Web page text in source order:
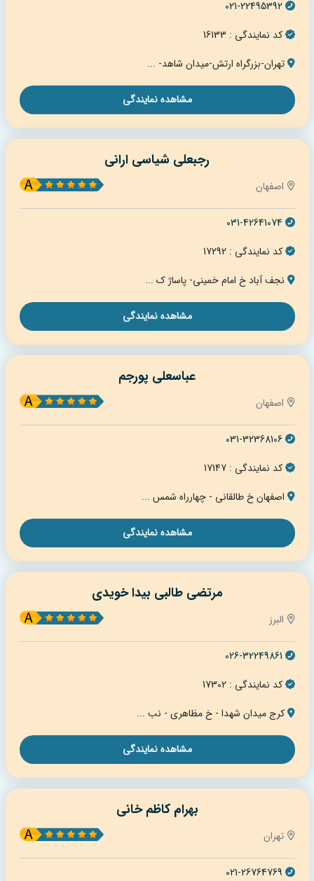
021-22495392
کد نمایندگی : 16133
تهران-بزرگراه ارتش-میدان شاهد- ...
مشاهده نمایندگی
رجبعلی شیاسی ارانی
اصفهان
031-42641074
کد نمایندگی : 17292
نجف آباد خ امام خمینی- پاساژ ک ...
مشاهده نمایندگی
عباسعلی پورجم
اصفهان
031-32368106
کد نمایندگی : 17147
اصفهان خ طالقانی - چهارراه شمس ...
مشاهده نمایندگی
مرتضی طالبی بیدا خویدی
البرز
026-32249861
کد نمایندگی : 17302
کرج میدان شهدا - خ مظاهری - نب ...
مشاهده نمایندگی
بهرام کاظم خانی
تهران
021-26764769